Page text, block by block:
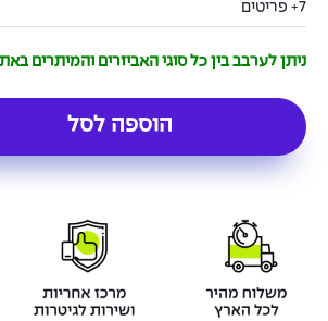
7+ פריטים
ניתן לערבב בין כל סוגי האביזרים והמיתרים
הוספה לסל